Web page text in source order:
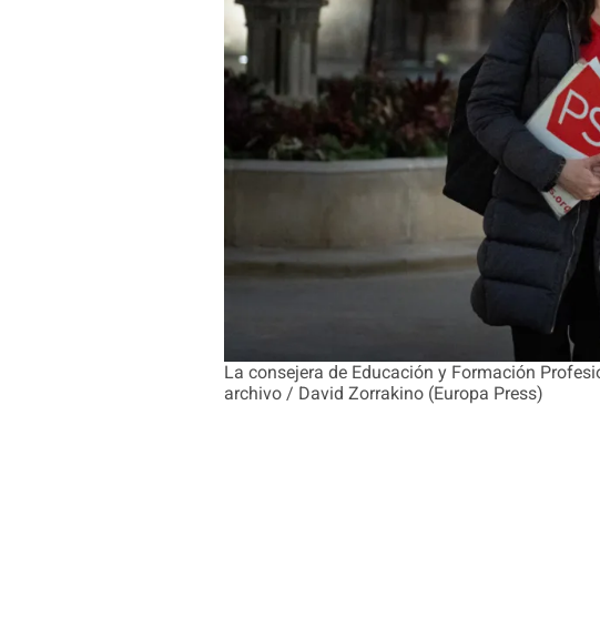
La consejera de Educación y Formación
archivo / David Zorrakino (Europa Press)